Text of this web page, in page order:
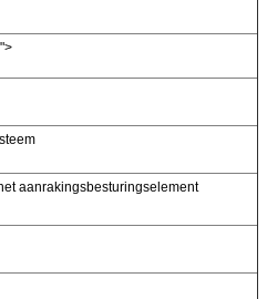
aanrakingsbesturingselement